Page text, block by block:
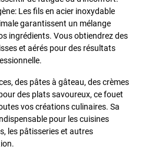
Les fils en acier inoxydable
garantissent un mélange
ingrédients. Vous obtiendrez des
et aérés pour des résultats
des pâtes à gâteau, des crèmes
des plats savoureux, ce fouet
vos créations culinaires. Sa
pour les cuisines
les pâtisseries et autres